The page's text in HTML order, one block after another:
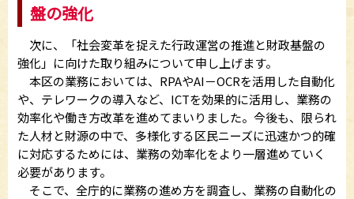
盤の強化
次に、「社会変革を捉えた行政運営の推進と財政基盤の
強化」に向けた取り組みについて申し上げます。
本区の業務においては、RPAやAI－OCRを活用した自動化
や、テレワークの導入など、ICTを効果的に活用し、業務の
効率化や働き方改革を進めてまいりました。今後も、限られ
た人材と財源の中で、多様化する区民ニーズに迅速かつ的確
に対応するためには、業務の効率化をより一層進めていく
必要があります。
そこで、全庁的に業務の進め方を調査し、業務の自動化の